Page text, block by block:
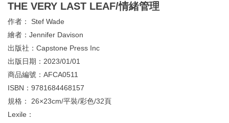
THE VERY LAST LEAF/情緒管理
作者： Stef Wade
繪者： Jennifer Davison
出版社： Capstone Press Inc
出版日期： 2023/01/01
商品編號： AFCA0511
ISBN： 9781684468157
規格： 26×23cm/平裝/彩色/32頁
Lexile：